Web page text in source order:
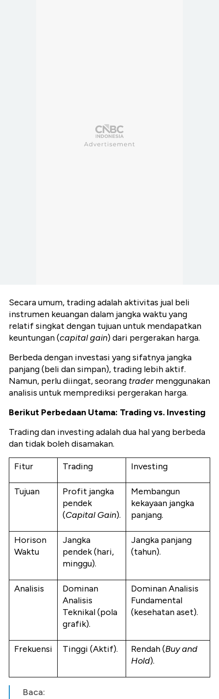
Secara umum, trading adalah aktivitas jual beli
instrumen keuangan dalam jangka waktu yang
relatif singkat dengan tujuan untuk mendapatkan
keuntungan (capital gain) dari pergerakan harga.
Berbeda dengan investasi yang sifatnya jangka
panjang (beli dan simpan), trading lebih aktif.
Namun, perlu diingat, seorang tradermenggunakan
analisis untuk memprediksi pergerakan harga.
Berikut Perbedaan Utama: Trading vs. Investing
Trading dan investing adalah dua hal yang berbeda
dan tidak boleh disamakan.
Fitur Trading Investing
Tujuan
Profit jangka
pendek
(Capital Gain).
Membangun
kekayaan jangka
panjang.
Horison
Waktu
Jangka
pendek (hari,
minggu).
Jangka panjang
(tahun).
Analisis
Dominan
Analisis
Teknikal (pola
grafik).
Dominan Analisis
Fundamental
(kesehatan aset).
Frekuensi Tinggi (Aktif). Rendah (Buy and
Hold).
Baca: